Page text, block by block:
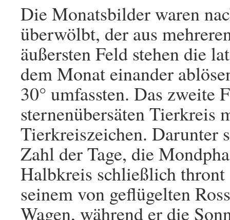
Die Monatsbilder waren
überwölbt, der aus
äußersten Feld stehen die
dem Monat einander
30° umfassten. Das zweite
sternenübersäten Tierkreis
Tierkreiszeichen. Darunter
Zahl der Tage, die
Halbkreis schließlich thront
seinem von geflügelten
Wagen, während er die